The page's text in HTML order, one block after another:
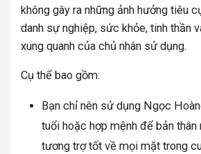
không gây ra những ảnh hưởng tiêu
danh sự nghiệp, sức khỏe, tinh thần
xung quanh của chủ nhân sử dụng.
Cụ thể bao gồm:
Bạn chỉ nên sử dụng Ngọc
tuổi hoặc hợp mệnh để bản
tương trợ tốt về mọi mặt trong